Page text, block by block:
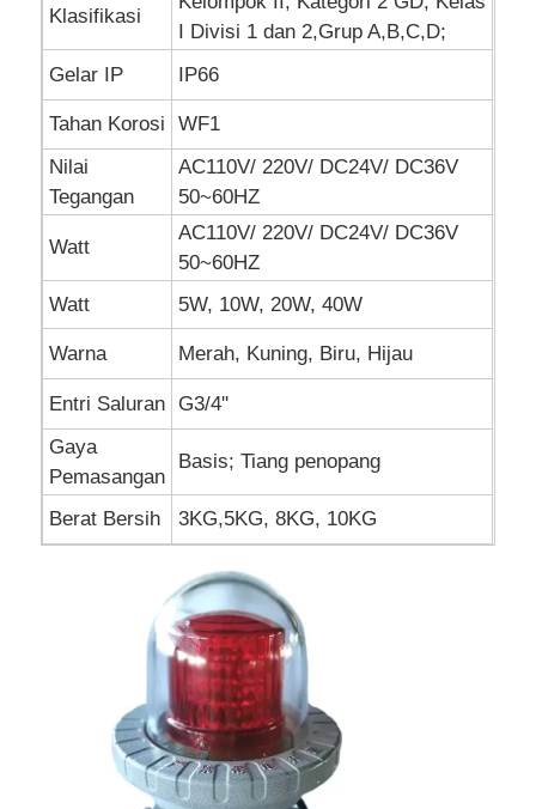
Klasifikasi
I Divisi 1 dan 2,Grup A,B,C,D;
Gelar IP
IP66
Tahan Korosi
WF1
Nilai
Tegangan
AC110V/ 220V/ DC24V/ DC36V
50~60HZ
Watt
AC110V/ 220V/ DC24V/ DC36V
50~60HZ
Watt
5W, 10W, 20W, 40W
Warna Merah, Kuning, Biru, Hijau
Entri Saluran
G3/4''
Gaya
Pemasangan
Basis; Tiang penopang
Berat Bersih 3KG,5KG, 8KG, 10KG